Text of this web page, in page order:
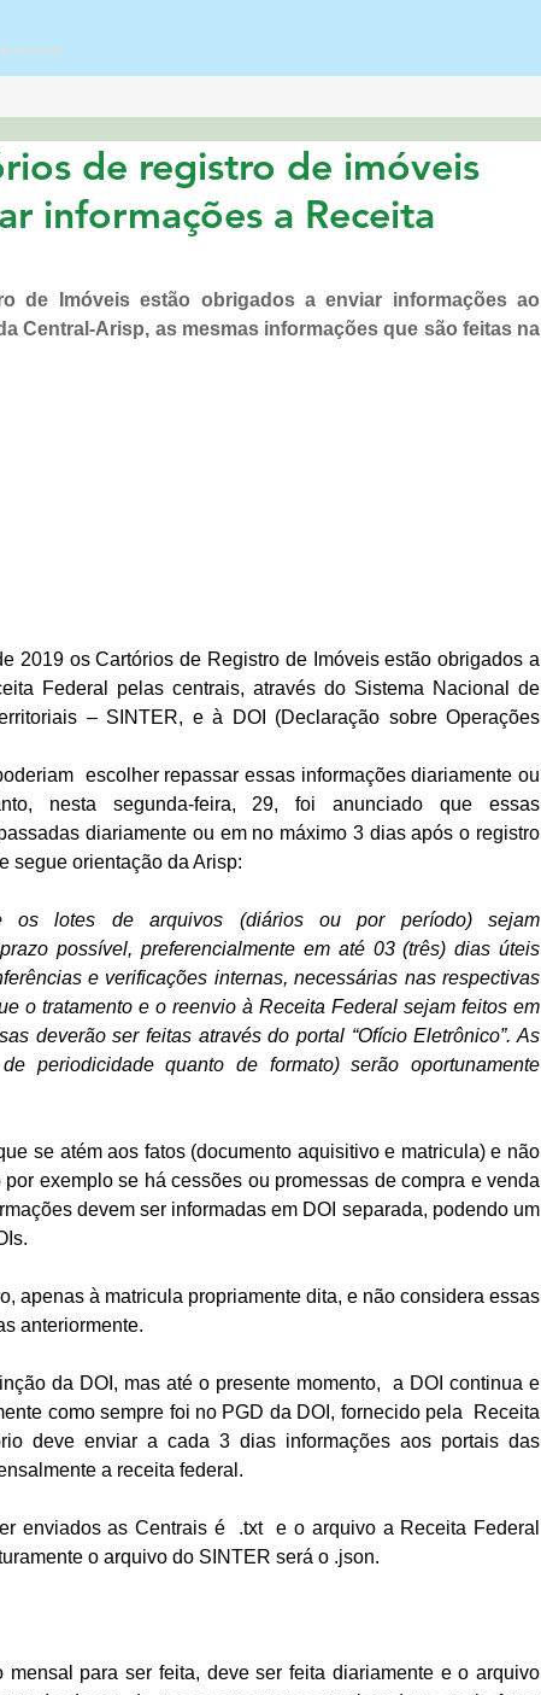
YOUTUBE
de registro de imóveis
informações a Receita
de Imóveis estão obrigados a enviar informações ao
Central-Arisp, as mesmas informações que são feitas na
2019 os Cartórios de Registro de Imóveis estão obrigados a
Federal pelas centrais, através do Sistema Nacional de
– SINTER, e à DOI (Declaração sobre Operações
escolher repassar essas informações diariamente ou
nesta segunda-feira, 29, foi anunciado que essas
diariamente ou em no máximo 3 dias após o registro
segue orientação da Arisp:
os lotes de arquivos (diários ou por período) sejam
possível, preferencialmente em até 03 (três) dias úteis
e verificações internas, necessárias nas respectivas
o tratamento e o reenvio à Receita Federal sejam feitos em
deverão ser feitas através do portal “Ofício Eletrônico”. As
periodicidade quanto de formato) serão oportunamente
se atém aos fatos (documento aquisitivo e matricula) e não
exemplo se há cessões ou promessas de compra e venda
devem ser informadas em DOI separada, podendo um
apenas à matricula propriamente dita, e não considera essas
anteriormente.
da DOI, mas até o presente momento,  a DOI continua e
como sempre foi no PGD da DOI, fornecido pela  Receita
deve enviar a cada 3 dias informações aos portais das
a receita federal.
enviados as Centrais é  .txt  e o arquivo a Receita Federal
o arquivo do SINTER será o .json.
mensal para ser feita, deve ser feita diariamente e o arquivo